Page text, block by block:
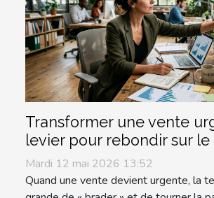
Transformer une vente
levier pour rebondir sur
Mardi 12 mai 2026 13:52
Quand une vente devient urgente, la